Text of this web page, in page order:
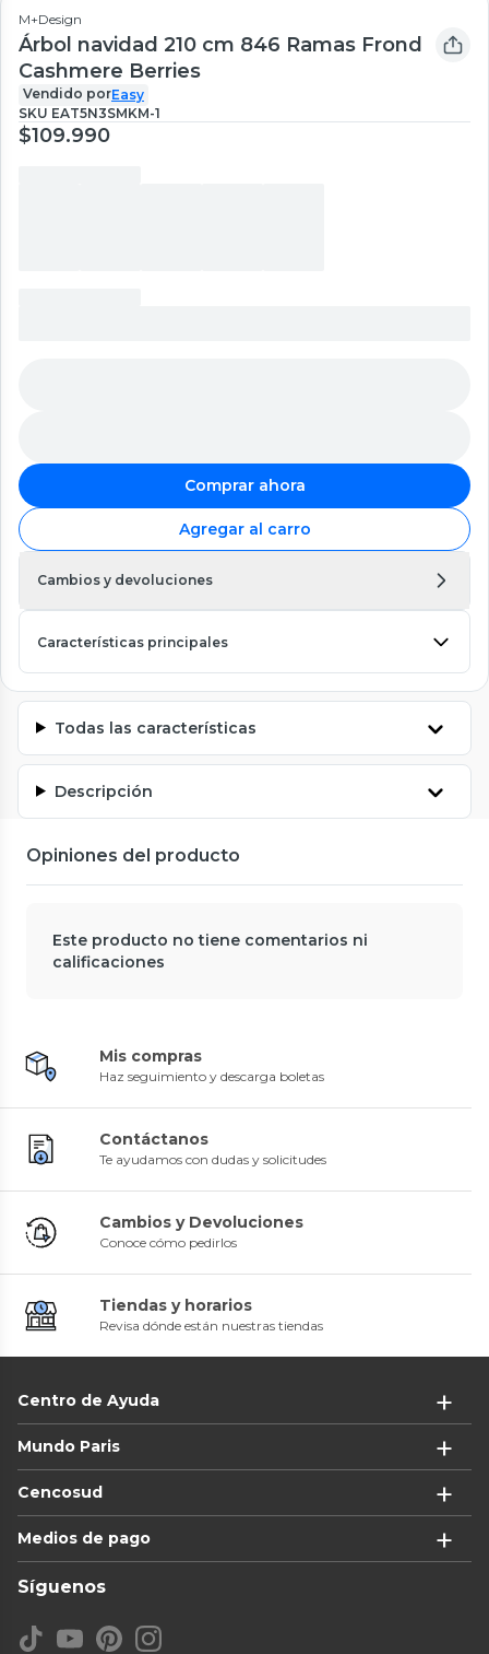
M+Design
Árbol navidad 210 cm 846 Ramas Frond
Cashmere Berries
Vendido porEasy
SKU EAT5N3SMKM-1
$109.990
Comprar ahora
Agregar al carro
Cambios y devoluciones
Características principales
Todas las características
Descripción
Opiniones del producto
Este producto no tiene comentarios ni
calificaciones
Mis compras
Haz seguimiento y descarga boletas
Contáctanos
Te ayudamos con dudas y solicitudes
Cambios y Devoluciones
Conoce cómo pedirlos
Tiendas y horarios
Revisa dónde están nuestras tiendas
Centro de Ayuda
Mundo Paris
Cencosud
Medios de pago
Síguenos